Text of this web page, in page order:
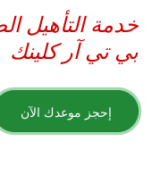
بي تي آر كلينك
إحجز موعدك الآن